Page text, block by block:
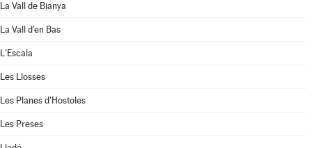
La Vall de Bianya
La Vall d'en Bas
L'Escala
Les Llosses
Les Planes d'Hostoles
Les Preses